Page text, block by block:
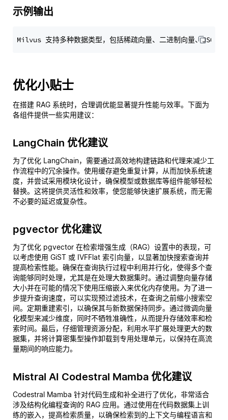
示例输出
优化小贴士
在搭建 RAG 系统时，合理调优能显著提升性能与效率。下面为
各组件提供一些实用建议：
LangChain 优化建议
为了优化 LangChain，需要通过高效地构建链路和代理来减少工
作流程中的冗余操作。使用缓存避免重复计算，从而加快系统速
度，并尝试采用模块化设计，确保模型或数据库等组件能够轻松
替换。这将提供灵活性和效率，使您能够快速扩展系统，而无需
不必要的延迟或复杂性。
pgvector 优化建议
为了优化 pgvector 在检索增强生成（RAG）设置中的表现，可
以考虑使用 GiST 或 IVFFlat 索引向量，以显著加快搜索查询并
提高检索性能。确保在查询执行过程中利用并行化，使得多个查
询能够同时处理，尤其是在处理大数据集时。通过调整向量存储
大小并在可能的情况下使用压缩嵌入来优化内存使用。为了进一
步提升查询速度，可以实现预过滤技术，在查询之前缩小搜索空
间。定期重建索引，以确保其与新数据保持同步。通过微调向量
化模型来减少维度，同时不牺牲准确性，从而提升存储效率和检
索时间。最后，仔细管理资源分配，利用水平扩展处理更大的数
据集，并将计算密集型操作卸载到专用处理单元，以保持在高流
量期间的响应能力。
Mistral AI Codestral Mamba 优化建议
Codestral Mamba 针对代码生成和补全进行了优化，非常适合
涉及结构化编程查询的 RAG 应用。通过使用在代码数据集上训
练的嵌入，提高检索质量，以确保检索到的上下文与编程语言和